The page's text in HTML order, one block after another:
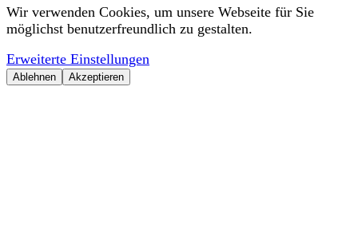
Wir verwenden Cookies, um unsere Webseite für Sie
möglichst benutzerfreundlich zu gestalten.
Erweiterte Einstellungen
Ablehnen Akzeptieren